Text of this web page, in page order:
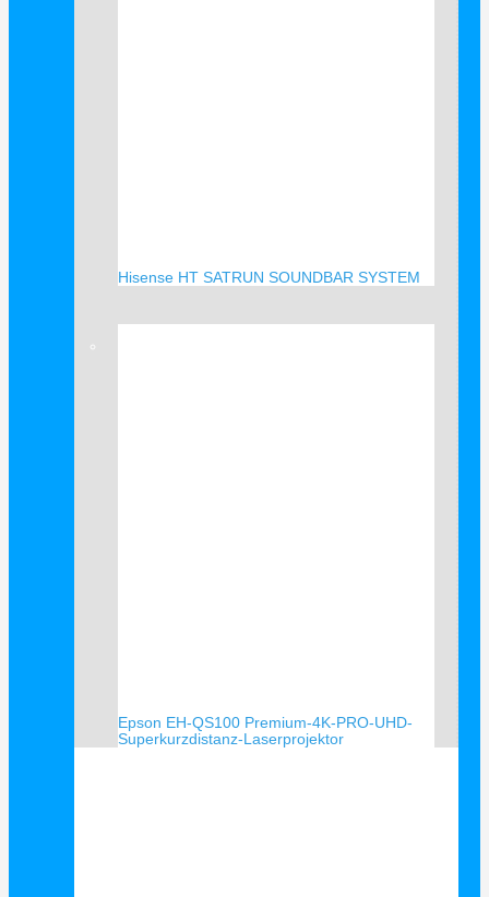
Hisense HT SATRUN SOUNDBAR SYSTEM
Epson EH-QS100 Premium-4K-PRO-UHD-
Superkurzdistanz-Laserprojektor